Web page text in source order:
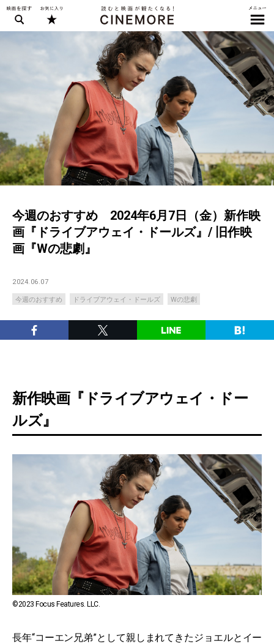
今週のおすすめ 2024年6月7日（金）新作映
画『ドライブアウェイ・ドールズ』/ 旧作映
画『Wの悲劇』
2024.06.07
今週のおすすめ ドライブアウェイ・ドールズ Wの悲劇
新作映画『ドライブアウェイ・ドー
ルズ』
©2023 Focus Features. LLC.
長年“コーエン兄弟”として親しまれてきたジョエルとイー